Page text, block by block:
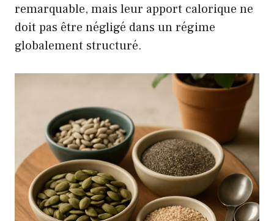
remarquable, mais leur apport calorique ne
doit pas être négligé dans un régime
globalement structuré.